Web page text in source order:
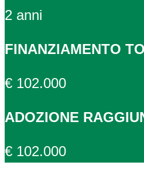
2 anni
FINANZIAMENTO
€ 102.000
ADOZIONE
€ 102.000